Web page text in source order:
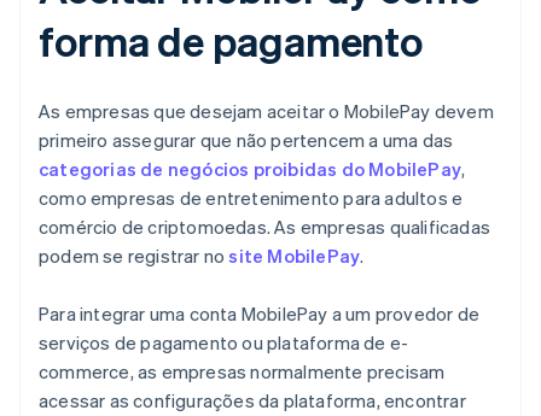
forma de pagamento
As empresas que desejam aceitar o MobilePay devem
primeiro assegurar que não pertencem a uma das
categorias de negócios proibidas do MobilePay,
como empresas de entretenimento para adultos e
comércio de criptomoedas. As empresas qualificadas
podem se registrar nosite MobilePay.
Para integrar uma conta MobilePay a um provedor de
serviços de pagamento ou plataforma de e-
commerce, as empresas normalmente precisam
acessar as configurações da plataforma, encontrar